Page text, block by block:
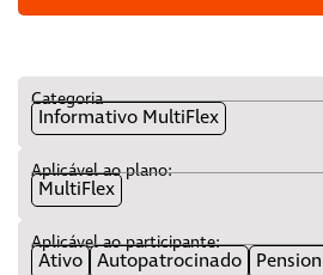
Categoria
Informativo MultiFlex
Aplicável ao plano:
MultiFlex
Aplicável ao participante:
Ativo Autopatrocinado